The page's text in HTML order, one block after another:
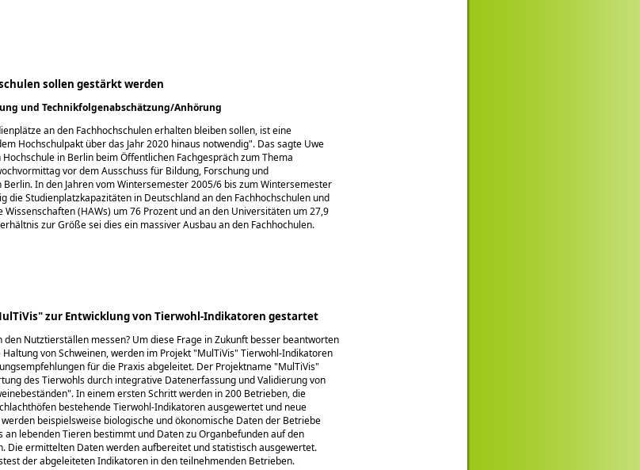
sollen gestärkt werden
und Technikfolgenabschätzung/Anhörung
an den Fachhochschulen erhalten bleiben sollen, ist eine
Hochschulpakt über das Jahr 2020 hinaus notwendig . Das sagte Uwe
in Berlin beim Öffentlichen Fachgespräch zum Thema
vor dem Ausschuss für Bildung, Forschung und
In den Jahren vom Wintersemester 2005/6 bis zum Wintersemester
die Studienplatzkapazitäten in Deutschland an den Fachhochschulen und
(HAWs) um 76 Prozent und an den Universitäten um 27,9
zur Größe sei dies ein massiver Ausbau an den Fachhochulen.
zur Entwicklung von Tierwohl-Indikatoren gestartet
den Nutztierställen messen? Um diese Frage in Zukunft besser beantworten
von Schweinen, werden im Projekt MulTiVis Tierwohl-Indikatoren
für die Praxis abgeleitet. Der Projektname MulTiVis
des Tierwohls durch integrative Datenerfassung und Validierung von
. In einem ersten Schritt werden in 200 Betrieben, die
bestehende Tierwohl-Indikatoren ausgewertet und neue
beispielsweise biologische und ökonomische Daten der Betriebe
lebenden Tieren bestimmt und Daten zu Organbefunden auf den
Die ermittelten Daten werden aufbereitet und statistisch ausgewertet.
der abgeleiteten Indikatoren in den teilnehmenden Betrieben.